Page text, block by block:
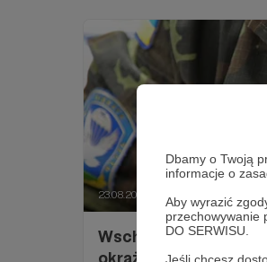
Dbamy o Twoją
informacje o
Aby wyrazić
przechowywanie
DO SERWISU.
Jeśli chcesz
23.08.2021 Brak komentarzy
Wschodnie
okrążania Ukrainy